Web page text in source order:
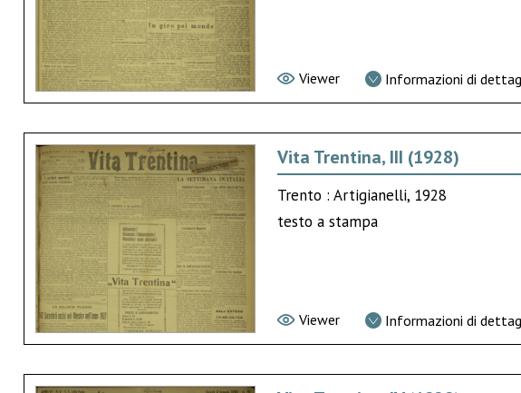
Viewer Informazioni di
Vita Trentina, III (1928)
Trento : Artigianelli, 1928
testo a stampa
Viewer Informazioni di